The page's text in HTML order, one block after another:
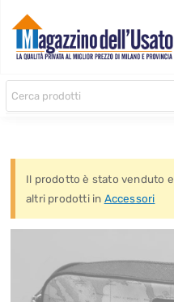
Il prodotto è stato venduto
altri prodotti in Accessori